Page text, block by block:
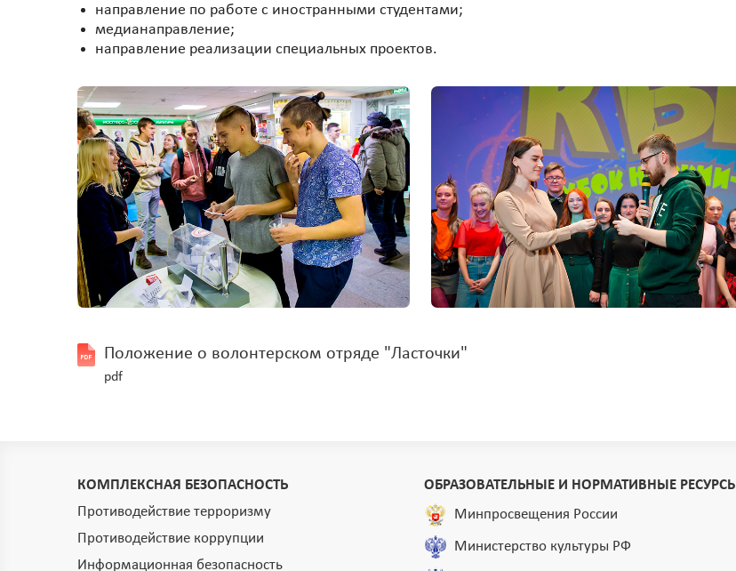
направление по работе с иностранными студентами;
медианаправление;
направление реализации специальных проектов.
Положение о волонтерском отряде "Ласточки"
pdf
КОМПЛЕКСНАЯ БЕЗОПАСНОСТЬ
Противодействие терроризму
Противодействие коррупции
Информационная безопасность
ОБРАЗОВАТЕЛЬНЫЕ И НОРМАТИВНЫЕ РЕСУРСЫ
Минпросвещения России
Министерство культуры РФ